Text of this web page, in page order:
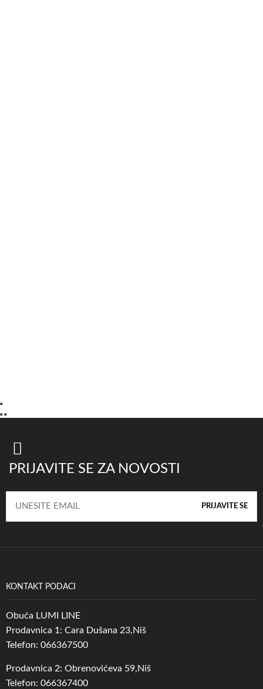
PRIJAVITE SE ZA NOVOSTI
KONTAKT PODACI
Obuća LUMI LINE
Prodavnica 1: Cara Dušana 23,Niš
Telefon: 066367500
Prodavnica 2: Obrenovićeva 59,Niš
Telefon: 066367400